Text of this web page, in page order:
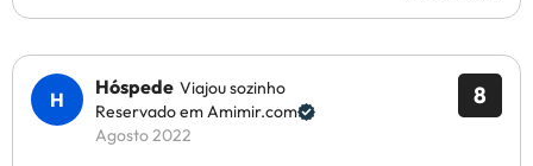
8
Hóspede Viajou sozinho
Reservado em Amimir.com
Agosto 2022